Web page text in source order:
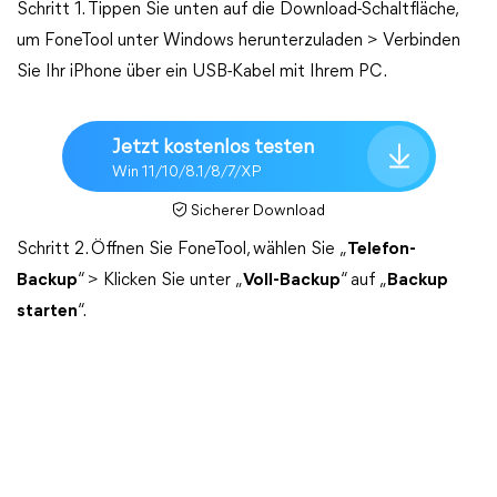
Schritt 1. Tippen Sie unten auf die Download-Schaltfläche,
um FoneTool unter Windows herunterzuladen > Verbinden
Sie Ihr iPhone über ein USB-Kabel mit Ihrem PC.
Jetzt kostenlos testen
Win 11/10/8.1/8/7/XP
Sicherer Download
Schritt 2. Öffnen Sie FoneTool, wählen Sie „Telefon-
Backup“ > Klicken Sie unter „Voll-Backup“ auf „ Backup
starten“.